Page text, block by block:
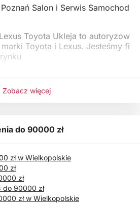
Salon i Serwis Samochod
Toyota Ukleja to autoryzow
Toyota i Lexus. Jesteśmy fi
Zobacz więcej
do 90000 zł
zł w Wielkopolskie
zł
zł
do 90000 zł
zł w Wielkopolskie